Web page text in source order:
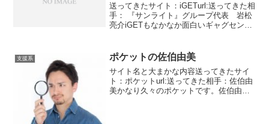
送ってきたサイト：iGETurl:送ってきた相
手： 『サンライト』グループ代表 岩松
亮介iGETもなかなか面白いギャグセンス
返し連絡がほしいと佐川急便営業所で長
時間待...
支援系 ポケットの佐伯由美
サイト名と大まかな内容送ってきたサイ
ト：ポケットurl:送ってきた相手：佐伯由
美かなり久々のポケットです。佐伯由美